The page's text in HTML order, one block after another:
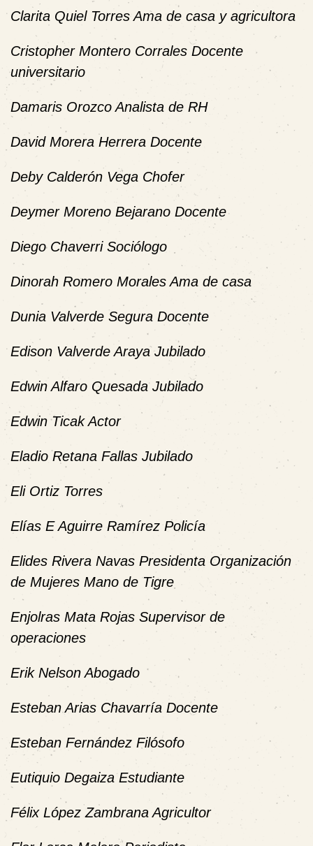
Clarita Quiel Torres Ama de casa y agricultora
Cristopher Montero Corrales Docente
universitario
Damaris Orozco Analista de RH
David Morera Herrera Docente
Deby Calderón Vega Chofer
Deymer Moreno Bejarano Docente
Diego Chaverri Sociólogo
Dinorah Romero Morales Ama de casa
Dunia Valverde Segura Docente
Edison Valverde Araya Jubilado
Edwin Alfaro Quesada Jubilado
Edwin Ticak Actor
Eladio Retana Fallas Jubilado
Eli Ortiz Torres
Elías E Aguirre Ramírez Policía
Elides Rivera Navas Presidenta Organización
de Mujeres Mano de Tigre
Enjolras Mata Rojas Supervisor de
operaciones
Erik Nelson Abogado
Esteban Arias Chavarría Docente
Esteban Fernández Filósofo
Eutiquio Degaiza Estudiante
Félix López Zambrana Agricultor